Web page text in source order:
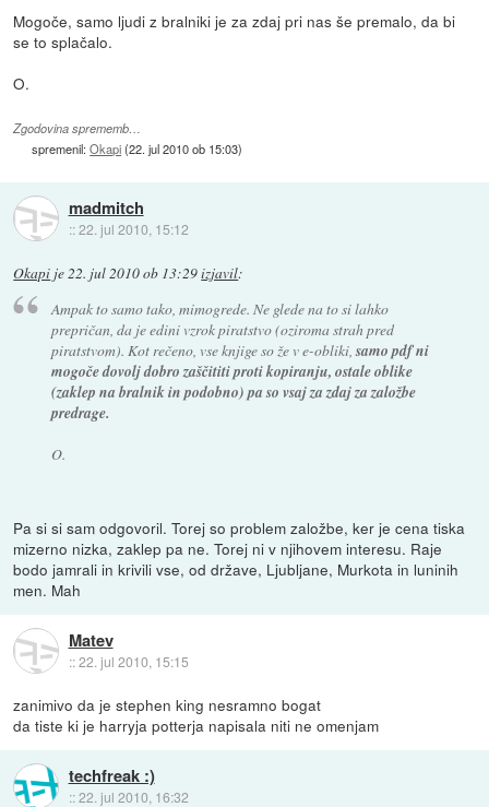
Mogoče, samo ljudi z bralniki je za zdaj pri nas še premalo, da bi
se to splačalo.
O.
Zgodovina sprememb…
spremenil:Okapi(22. jul 2010 ob 15:03)
madmitch
::22. jul 2010, 15:12
Okapi je22. jul 2010 ob 13:29izjavil:
Ampak to samo tako, mimogrede. Ne glede na to si lahko
prepričan, da je edini vzrok piratstvo (oziroma strah pred
piratstvom). Kot rečeno, vse knjige so že v e-obliki,samo pdf ni
mogoče dovolj dobro zaščititi proti kopiranju, ostale oblike
(zaklep na bralnik in podobno) pa so vsaj za zdaj za založbe
predrage.
O.
Pa si si sam odgovoril. Torej so problem založbe, ker je cena tiska
mizerno nizka, zaklep pa ne. Torej ni v njihovem interesu. Raje
bodo jamrali in krivili vse, od države, Ljubljane, Murkota in luninih
men. Mah
Matev
::22. jul 2010, 15:15
zanimivo da je stephen king nesramno bogat
da tiste ki je harryja potterja napisala niti ne omenjam
techfreak :)
::22. jul 2010, 16:32